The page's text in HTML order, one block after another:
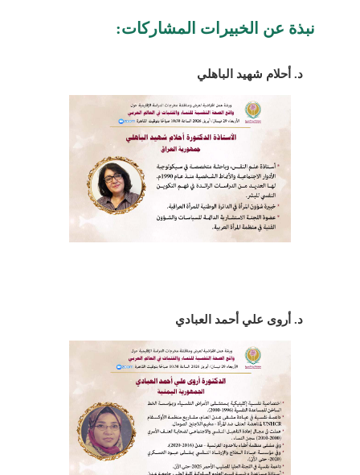
نبذة عن الخبيرات المشاركات:
د. أحلام شهيد الباهلي
د. أروى علي أحمد العبادي